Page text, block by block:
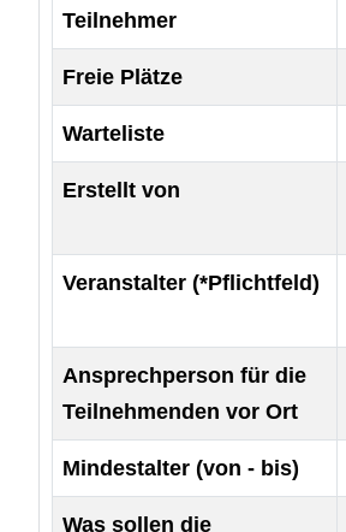
Teilnehmer
Freie Plätze
Warteliste
Erstellt von
Veranstalter (*Pflichtfeld)
Ansprechperson für die
Teilnehmenden vor Ort
Mindestalter (von - bis)
Was sollen die